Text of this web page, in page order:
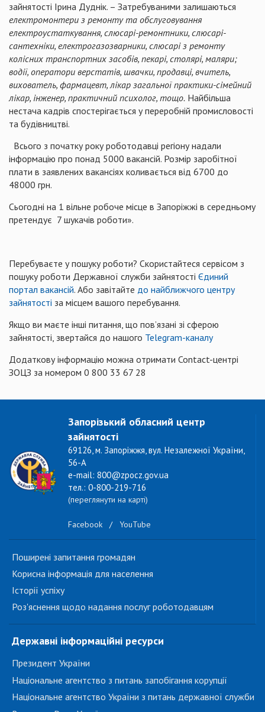
зайнятості Ірина Дуднік. – Затребуваними залишаються
електромонтери з ремонту та обслуговування
електроустаткування, слюсарі-ремонтники, слюсарі-
сантехніки, електрогазозварники, слюсарі з ремонту
колісних транспортних засобів, пекарі, столярі, маляри;
водії, оператори верстатів, швачки, продавці, вчитель,
вихователь, фармацевт, лікар загальної практики-сімейний
лікар, інженер, практичний психолог, тощо. Найбільша
нестача кадрів спостерігається у переробній промисловості
та будівництві.
Всього з початку року роботодавці регіону надали
інформацію про понад 5000 вакансій. Розмір заробітної
плати в заявлених вакансіях коливається від 6700 до
48000 грн.
Сьогодні на 1 вільне робоче місце в Запоріжжі в середньому
претендує 7 шукачів роботи».
Перебуваєте у пошуку роботи? Скористайтеся сервісом з
пошуку роботи Державної служби зайнятості Єдиний
портал вакансій. Або завітайте до найближчого центру
зайнятості за місцем вашого перебування.
Якщо ви маєте інші питання, що пов’язані зі сферою
зайнятості, звертайся до нашого Telegram-каналу
Додаткову інформацію можна отримати Contact-центрі
ЗОЦЗ за номером 0 800 33 67 28
Запорізький обласний центр
зайнятості
69126, м. Запоріжжя, вул. Незалежної України,
56-А
e-mail: 800@zpocz.gov.ua
тел.: 0-800-219-716
(переглянути на карті)
Facebook / YouTube
Поширені запитання громадян
Корисна інформація для населення
Історії успіху
Роз'яснення щодо надання послуг роботодавцям
Державні інформаційні ресурси
Президент України
Національне агентство з питань запобігання корупції
Національне агентство України з питань державної служби